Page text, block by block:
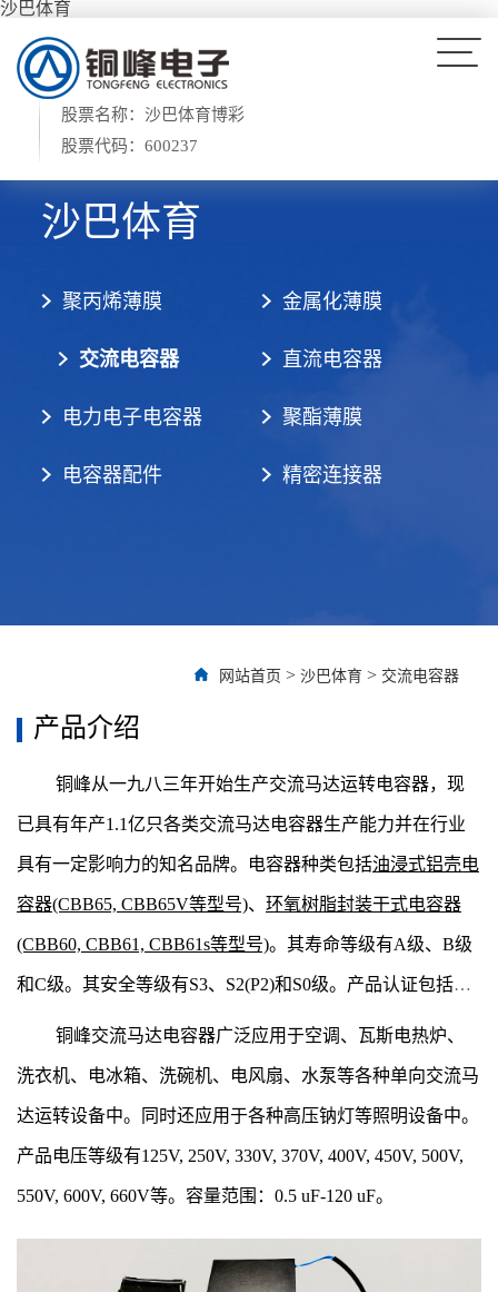
沙巴体育
股票名称：沙巴体育博彩
股票代码：600237
沙巴体育
聚丙烯薄膜 金属化薄膜
交流电容器 直流电容器
电力电子电容器 聚酯薄膜
电容器配件 精密连接器
网站首页 > 沙巴体育 > 交流电容器
产品介绍
铜峰从一九八三年开始生产交流马达运转电容器，现
已具有年产1.1亿只各类交流马达电容器生产能力并在行业
具有一定影响力的知名品牌。电容器种类包括油浸式铝壳电
容器(CBB65, CBB65V等型号)、 环氧树脂封装干式电容器
(CBB60, CBB61, CBB61s等型号)。其寿命等级有A级、B级
和C级。其安全等级有S3、S2(P2)和S0级。产品认证包括
CQC, CE, UL, CUL, VDE, TUV等。
铜峰交流马达电容器广泛应用于空调、瓦斯电热炉、
洗衣机、电冰箱、洗碗机、电风扇、水泵等各种单向交流马
达运转设备中。同时还应用于各种高压钠灯等照明设备中。
产品电压等级有125V, 250V, 330V, 370V, 400V, 450V, 500V,
550V, 600V, 660V等。容量范围：0.5 uF-120 uF。